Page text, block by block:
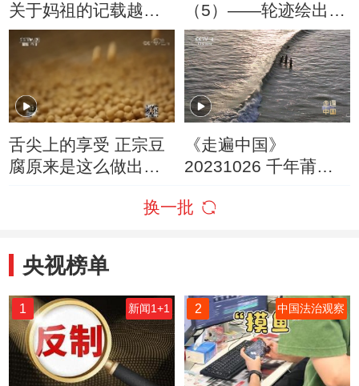
关于妈祖的记载越来
越多的原因
（5）——轮迹绘出的
海岛故事 音乐与海鲜
的完美邂逅
舌尖上的享受 正宗豆
腐原来是这么做出来
《走遍中国》
20231026 千年莆田
换一批
央视榜单
1 新闻1+1 2 中国法治观察